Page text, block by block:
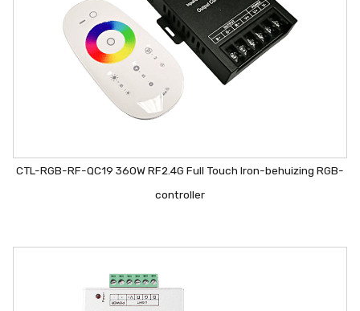
CTL-RGB-RF-QC19 360W RF2.4G Full Touch Iron-behuizing RGB-
controller